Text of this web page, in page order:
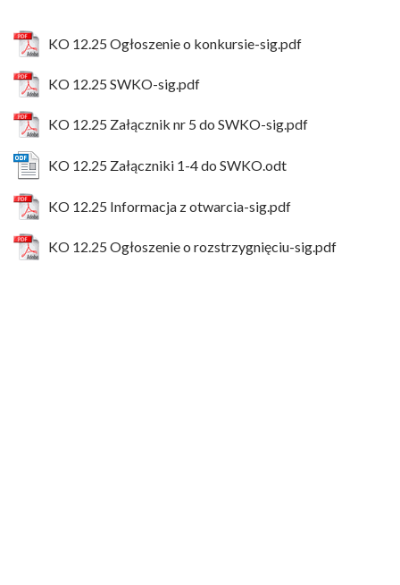
KO 12.25 Ogłoszenie o konkursie-sig.pdf
KO 12.25 SWKO-sig.pdf
KO 12.25 Załącznik nr 5 do SWKO-sig.pdf
KO 12.25 Załączniki 1-4 do SWKO.odt
KO 12.25 Informacja z otwarcia-sig.pdf
KO 12.25 Ogłoszenie o rozstrzygnięciu-sig.pdf